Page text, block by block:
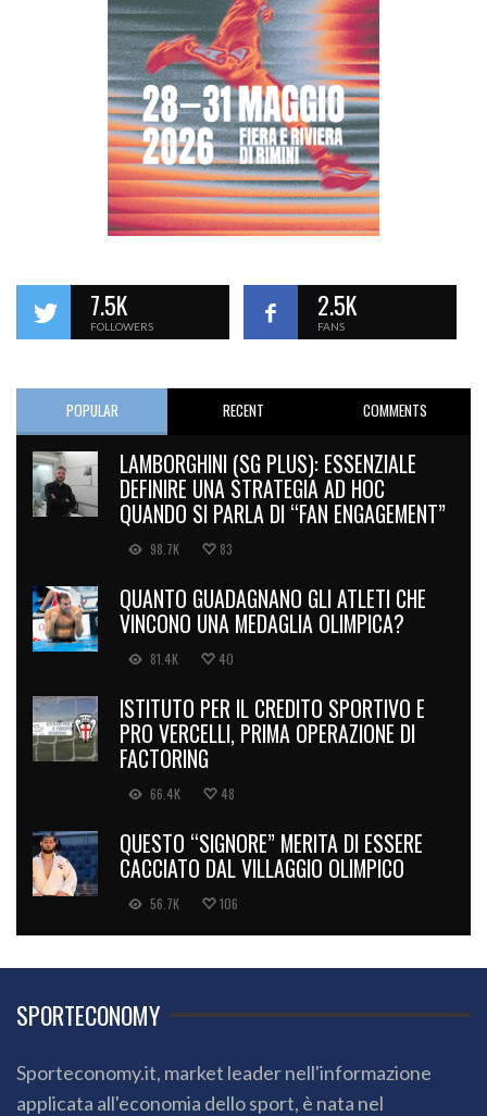
7.5K
FOLLOWERS
2.5K
FANS
POPULAR RECENT COMMENTS
LAMBORGHINI (SG PLUS): ESSENZIALE
DEFINIRE UNA STRATEGIA AD HOC
QUANDO SI PARLA DI “FAN ENGAGEMENT”
98.7K 83
QUANTO GUADAGNANO GLI ATLETI CHE
VINCONO UNA MEDAGLIA OLIMPICA?
81.4K 40
ISTITUTO PER IL CREDITO SPORTIVO E
PRO VERCELLI, PRIMA OPERAZIONE DI
FACTORING
66.4K 48
QUESTO “SIGNORE” MERITA DI ESSERE
CACCIATO DAL VILLAGGIO OLIMPICO
56.7K 106
SPORTECONOMY
Sporteconomy.it, market leader nell'informazione
applicata all'economia dello sport, è nata nel